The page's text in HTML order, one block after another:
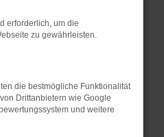
wie Werbeblocker,
Seiten
die Seite in einem
neu.
helfen,
zu beheben.
erforderlich, um die
zu gewährleisten.
die bestmögliche Funktionalität
Drittanbietern wie Google
und weitere